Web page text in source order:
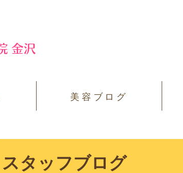
美容ブログ
スタッフブログ